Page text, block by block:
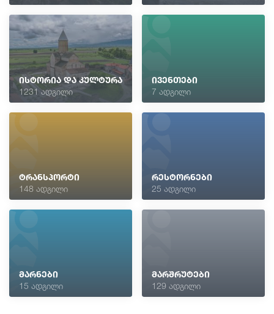
ისტორია და კულტურა
1231 ადგილი
ივენთები
7 ადგილი
ტრანსპორტი
148 ადგილი
რესტორნები
25 ადგილი
მარნები
15 ადგილი
მარშრუტები
129 ადგილი